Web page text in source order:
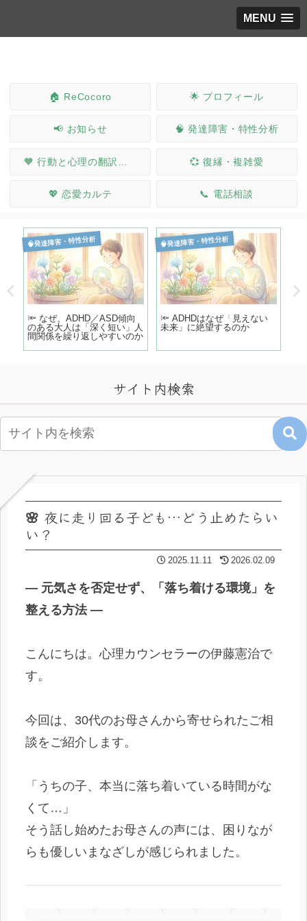
MENU
🏠 ReCocoro 🌟 プロフィール
📢 お知らせ 🧠 発達障害・特性分析
💞 復縁・複雑愛
💖 恋愛カルテ 📞 電話相談
🧠発達障害・特性分析
🔦 なぜ、ADHD／ASD傾向
のある大人は「深く短い」人
間関係を繰り返しやすいのか
🧠発達障害・特性分析
🔦 ADHDはなぜ「見えない
未来」に絶望するのか
サイト内検索
🌸 夜に走り回る子ども…どう止めたらい
い？
2025.11.11 2026.02.09
― 元気さを否定せず、「落ち着ける環境」を
整える方法 ―
こんにちは。心理カウンセラーの伊藤憲治で
す。
今回は、30代のお母さんから寄せられたご相
談をご紹介します。
「うちの子、本当に落ち着いている時間がな
くて…」
そう話し始めたお母さんの声には、困りなが
らも優しいまなざしが感じられました。